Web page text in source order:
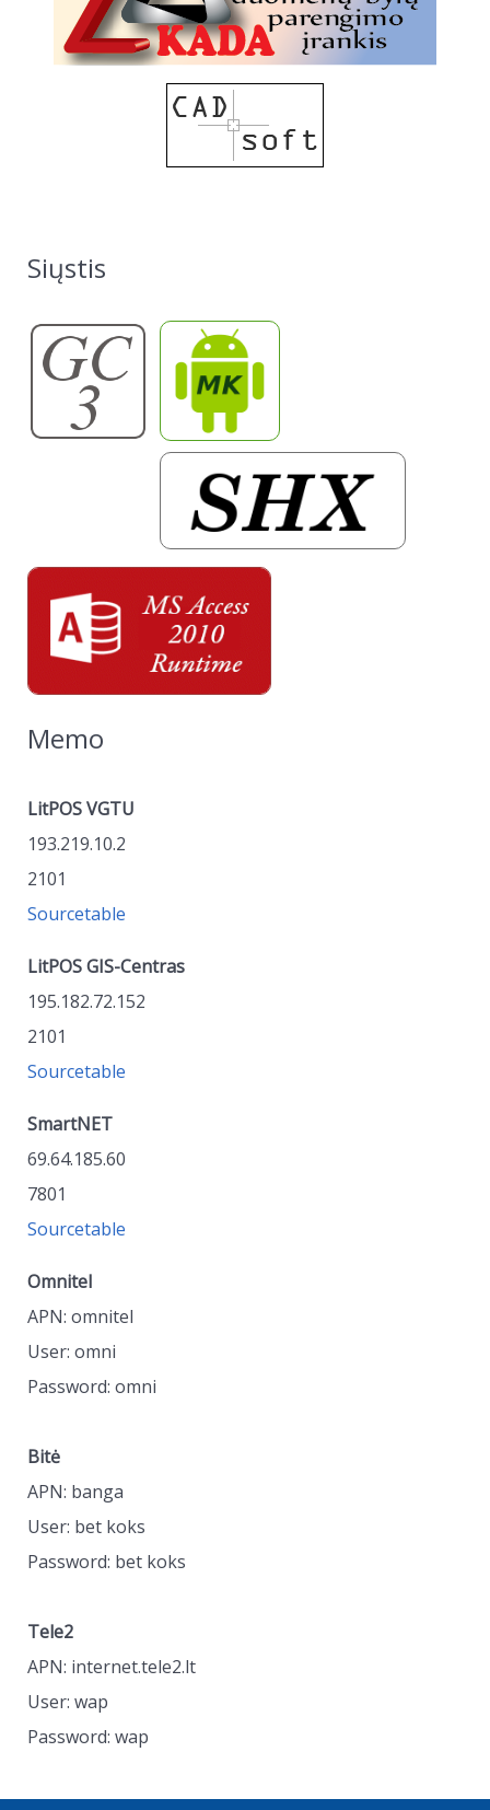
Siųstis
Memo
LitPOS VGTU
193.219.10.2
2101
Sourcetable
LitPOS GIS-Centras
195.182.72.152
2101
Sourcetable
SmartNET
69.64.185.60
7801
Sourcetable
Omnitel
APN: omnitel
User: omni
Password: omni
Bitė
APN: banga
User: bet koks
Password: bet koks
Tele2
APN: internet.tele2.lt
User: wap
Password: wap